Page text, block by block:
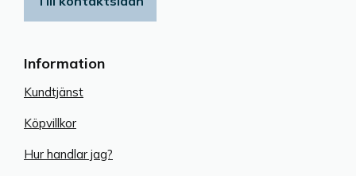
Information
Kundtjänst
Köpvillkor
Hur handlar jag?